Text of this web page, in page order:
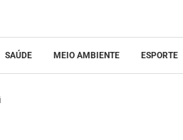
SAÚDE MEIO AMBIENTE ESPORTE